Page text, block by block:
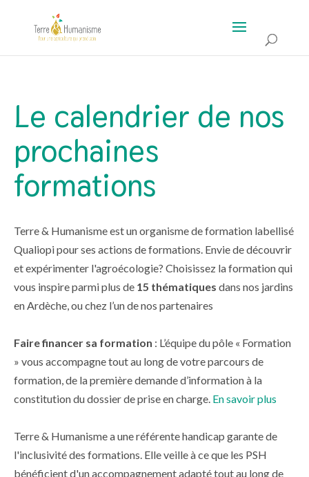
Le calendrier de nos
prochaines
formations
Terre & Humanisme est un organisme de formation labellisé
Qualiopi pour ses actions de formations. Envie de découvrir
et expérimenter l'agroécologie? Choisissez la formation qui
vous inspire parmi plus de 15 thématiques dans nos jardins
en Ardèche, ou chez l’un de nos partenaires
Faire financer sa formation : L’équipe du pôle « Formation
» vous accompagne tout au long de votre parcours de
formation, de la première demande d’information à la
constitution du dossier de prise en charge. En savoir plus
Terre & Humanisme a une référente handicap garante de
l'inclusivité des formations. Elle veille à ce que les PSH
bénéficient d'un accompagnement adapté tout au long de